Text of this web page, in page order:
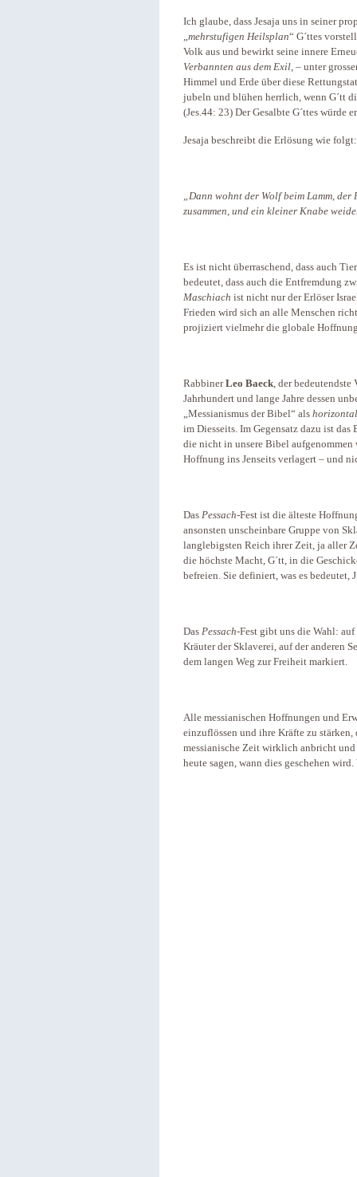
Ich glaube, dass Jesaja uns in seiner
„mehrstufigen Heilsplan“ G´ttes
Volk aus und bewirkt seine innere
Verbannten aus dem Exil, – unter
Himmel und Erde über diese
jubeln und blühen herrlich, wenn G´tt
(Jes.44: 23) Der Gesalbte G´ttes würde
Jesaja beschreibt die Erlösung wie
„Dann wohnt der Wolf beim Lamm,
zusammen, und ein kleiner Knabe
Es ist nicht überraschend, dass auch
bedeutet, dass auch die Entfremdung
Maschiach ist nicht nur der Erlöser
Frieden wird sich an alle Menschen
projiziert vielmehr die globale
RabbinerLeo Baeck, der bedeutendste
Jahrhundert und lange Jahre dessen
„Messianismus der Bibel“ als
im Diesseits. Im Gegensatz dazu ist
die nicht in unsere Bibel aufgenommen
Hoffnung ins Jenseits verlagert – und
Das Pessach-Fest ist die älteste
ansonsten unscheinbare Gruppe von
langlebig­sten Reich ihrer Zeit, ja aller
die höchste Macht, G´tt, in die
befreien. Sie definiert, was es
Das Pessach-Fest gibt uns die Wahl:
Kräuter der Sklaverei, auf der anderen
dem langen Weg zur Freiheit markiert.
Alle messianischen Hoffnungen und
einzuflössen und ihre Kräfte zu stärken,
messianische Zeit wirklich anbricht
heute sagen, wann dies geschehen